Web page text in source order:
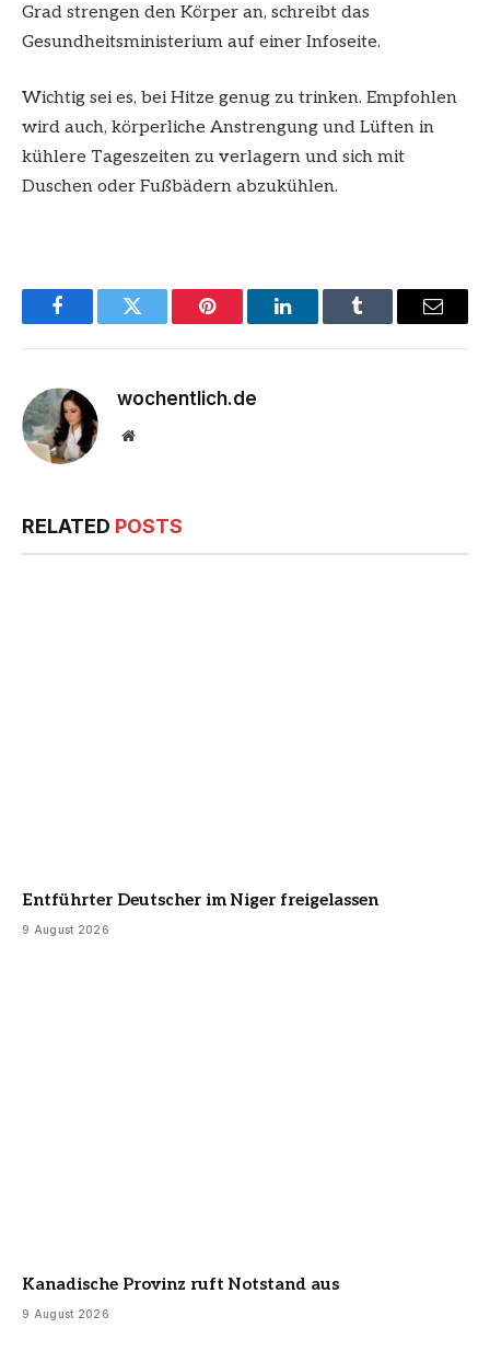
Grad strengen den Körper an, schreibt das
Gesundheitsministerium auf einer Infoseite.
Wichtig sei es, bei Hitze genug zu trinken. Empfohlen
wird auch, körperliche Anstrengung und Lüften in
kühlere Tageszeiten zu verlagern und sich mit
Duschen oder Fußbädern abzukühlen.
FacebookTwitter Pinterest LinkedInTumblr Email
wochentlich.de
Website
RELATED POSTS
Entführter Deutscher im Niger freigelassen
9 August 2026
Kanadische Provinz ruft Notstand aus
9 August 2026